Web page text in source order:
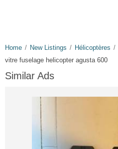
Home New Listings Hélicoptères
vitre fuselage helicopter agusta 600
Similar Ads